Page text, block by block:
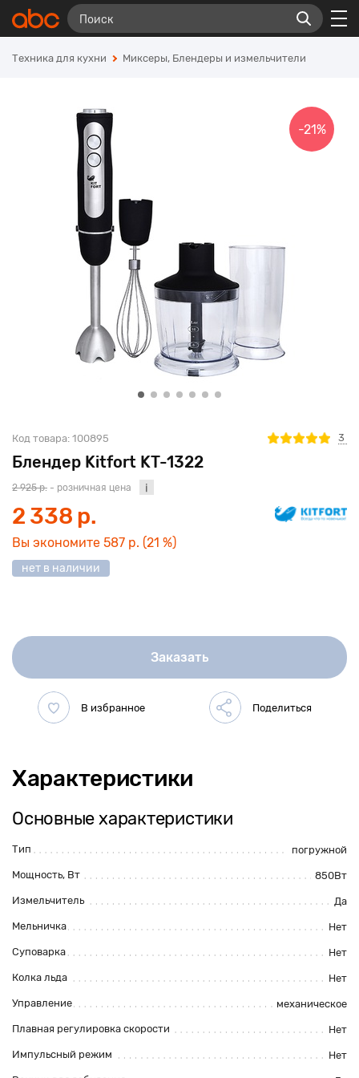
Техника для кухни Миксеры, Блендеры и измельчители
Блендер Kitfort KT-1322
Код товара: 100895 3
-21%
2 925 р. - розничная цена
2 338 р.
Вы экономите 587 р. (21 %)
нет в наличии
Заказать
Характеристики
Основные характеристики
Тип погружной
Мощность, Вт 850Вт
Измельчитель Да
Мельничка Нет
Суповарка Нет
Колка льда Нет
Управление механическое
Плавная регулировка скорости Нет
Импульсный режим Нет